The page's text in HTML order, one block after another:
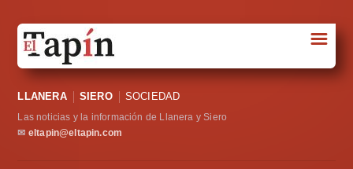
Sociedad
Política
☰
LLANERA SIERO SOCIEDAD
Las noticias y la información de Llanera y Siero
✉ eltapin@eltapin.com